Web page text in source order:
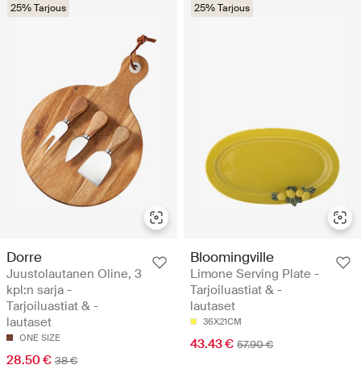
25% Tarjous
Dorre
Juustolautanen Oline, 3
kpl:n sarja -
Tarjoiluastiat & -
lautaset
ONE SIZE
28.50 € 38 €
25% Tarjous
Bloomingville
Limone Serving Plate -
Tarjoiluastiat & -
lautaset
36X21CM
43.43 € 57.90 €